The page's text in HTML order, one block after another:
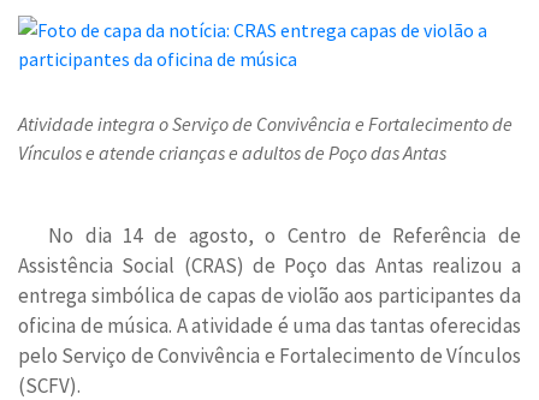
Atividade integra o Serviço de Convivência e Fortalecimento de
Vínculos e atende crianças e adultos de Poço das Antas
No dia 14 de agosto, o Centro de Referência de
Assistência Social (CRAS) de Poço das Antas realizou a
entrega simbólica de capas de violão aos participantes da
oficina de música. A atividade é uma das tantas oferecidas
pelo Serviço de Convivência e Fortalecimento de Vínculos
(SCFV).